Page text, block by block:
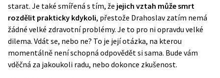
starat. Je také smířená s tím, že jejich vztah může smrt
rozdělit prakticky kdykoli, přestože Drahoslav zatím nemá
žádné velké zdravotní problémy. Je to pro ni opravdu velké
dilema. Vdát se, nebo ne? To je její otázka, na kterou
momentálně není schopná odpovědět si sama. Bude vám
vděčná za jakoukoli radu, nebo dokonce zkušenost.